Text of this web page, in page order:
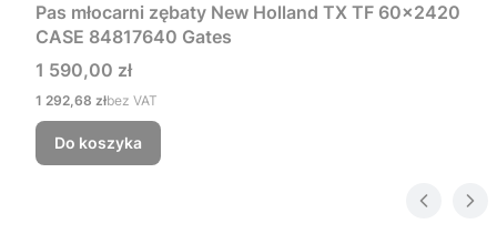
Pas młocarni zębaty New Holland TX TF 60x2420
CASE 84817640 Gates
Cena
1 590,00 zł
Cena
1 292,68 złbez VAT
Do koszyka